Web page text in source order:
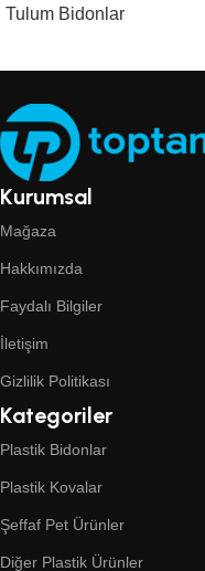
Tulum Bidonlar
Kurumsal
Mağaza
Hakkımızda
Faydalı Bilgiler
İletişim
Gizlilik Politikası
Kategoriler
Plastik Bidonlar
Plastik Kovalar
Şeffaf Pet Ürünler
Diğer Plastik Ürünler